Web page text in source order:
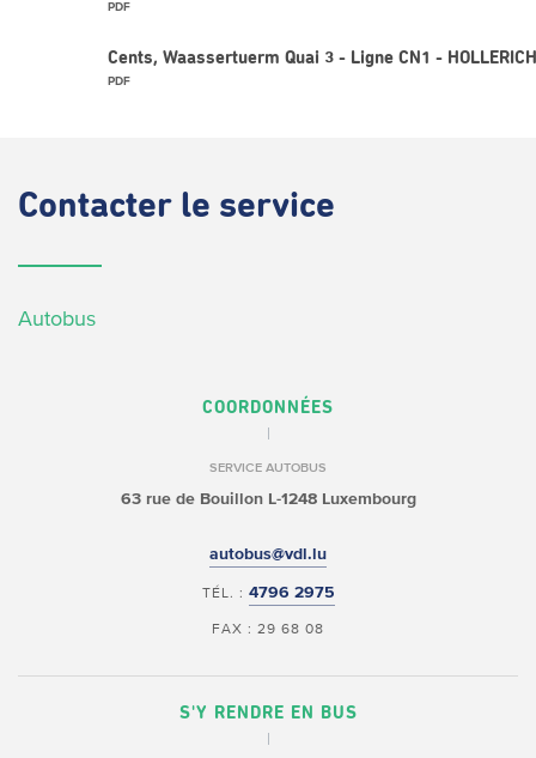
PDF
Cents, Waassertuerm Quai 3 - Ligne CN1 -
PDF
Contacter le service
Autobus
COORDONNÉES
SERVICE AUTOBUS
63 rue de BouillonL-1248 Luxembourg
autobus@vdl.lu
TÉL. : 4796 2975
FAX : 29 68 08
S'Y RENDRE EN BUS